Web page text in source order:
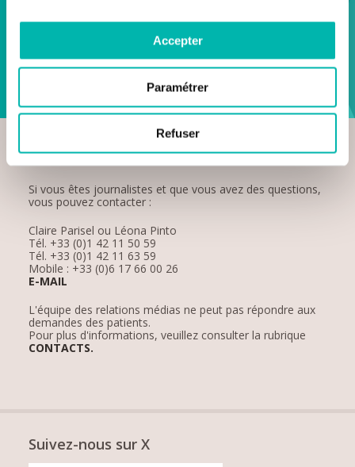
Accepter
Paramétrer
Refuser
communiqués
Contact Presse
Si vous êtes journalistes et que vous avez des questions,
vous pouvez contacter :
Claire Parisel ou Léona Pinto
Tél. +33 (0)1 42 11 50 59
Tél. +33 (0)1 42 11 63 59
Mobile : +33 (0)6 17 66 00 26
E-MAIL
L'équipe des relations médias ne peut pas répondre aux
demandes des patients.
Pour plus d'informations, veuillez consulter la rubrique
CONTACTS.
Suivez-nous sur X